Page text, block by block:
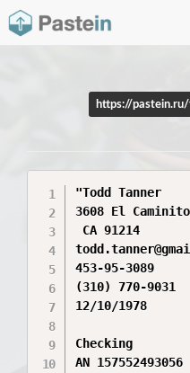
https://
"Todd Tanner
3608 El
CA 91214
453-95-3089
(310) 770-9031
12/10/1978
Checking
AN 157552493056